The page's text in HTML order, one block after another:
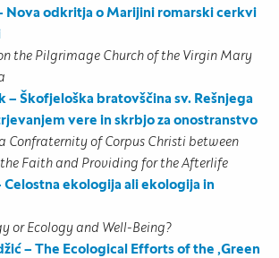
Nova odkritja o Marijini romarski cerkvi
the Pilgrimage Church of the Virgin Mary
– Škofjeloška bratovščina sv. Rešnjega
vere in skrbjo za onostranstvo
Confraternity of Corpus Christi between
Faith and Providing for the Afterlife
Celostna ekologija ali ekologija in
or Ecology and Well-Being?
– The Ecological Efforts of the ,Green